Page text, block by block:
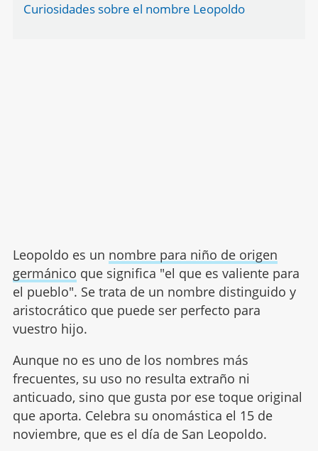
Curiosidades sobre el nombre Leopoldo
Leopoldo es un nombre para niño de origen
germánico que significa "el que es valiente para
el pueblo". Se trata de un nombre distinguido y
aristocrático que puede ser perfecto para
vuestro hijo.
Aunque no es uno de los nombres más
frecuentes, su uso no resulta extraño ni
anticuado, sino que gusta por ese toque original
que aporta. Celebra su onomástica el 15 de
noviembre, que es el día de San Leopoldo.